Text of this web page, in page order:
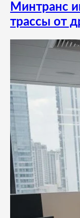
Минтранс
трассы от